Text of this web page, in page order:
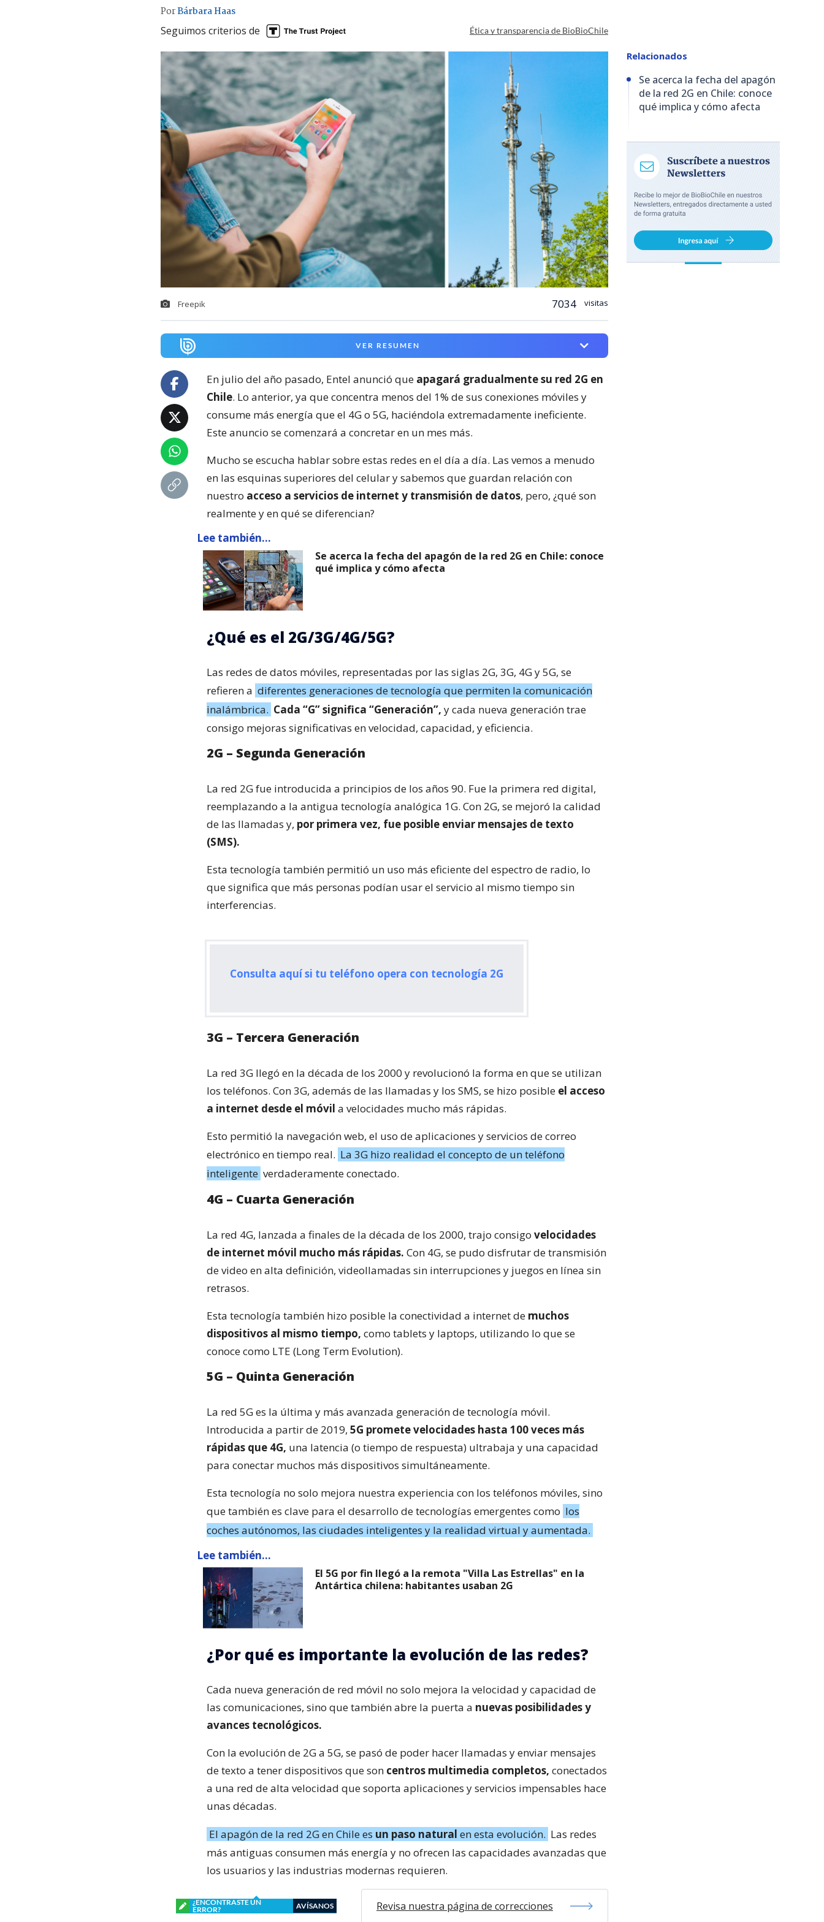
PorBárbara Haas
Seguimos criterios de Ética y transparencia de BioBioChile
Freepik 7034 visitas
VER RESUMEN
En julio del año pasado, Entel anunció que apagará gradualmente su red 2G en
Chile. Lo anterior, ya que concentra menos del 1% de sus conexiones móviles y
consume más energía que el 4G o 5G, haciéndola extremadamente ineficiente.
Este anuncio se comenzará a concretar en un mes más.
Mucho se escucha hablar sobre estas redes en el día a día. Las vemos a menudo
en las esquinas superiores del celular y sabemos que guardan relación con
nuestro acceso a servicios de internet y transmisión de datos, pero, ¿qué son
realmente y en qué se diferencian?
Lee también...
Se acerca la fecha del apagón de la red 2G en Chile: conoce
qué implica y cómo afecta
¿Qué es el 2G/3G/4G/5G?
Las redes de datos móviles, representadas por las siglas 2G, 3G, 4G y 5G, se
refieren a diferentes generaciones de tecnología que permiten la comunicación
inalámbrica. Cada “G” significa “Generación”, y cada nueva generación trae
consigo mejoras significativas en velocidad, capacidad, y eficiencia.
2G – Segunda Generación
La red 2G fue introducida a principios de los años 90. Fue la primera red digital,
reemplazando a la antigua tecnología analógica 1G. Con 2G, se mejoró la calidad
de las llamadas y, por primera vez, fue posible enviar mensajes de texto
(SMS).
Esta tecnología también permitió un uso más eficiente del espectro de radio, lo
que significa que más personas podían usar el servicio al mismo tiempo sin
interferencias.
Consulta aquí si tu teléfono opera con tecnología 2G
3G – Tercera Generación
La red 3G llegó en la década de los 2000 y revolucionó la forma en que se utilizan
los teléfonos. Con 3G, además de las llamadas y los SMS, se hizo posible el acceso
a internet desde el móvil a velocidades mucho más rápidas.
Esto permitió la navegación web, el uso de aplicaciones y servicios de correo
electrónico en tiempo real. La 3G hizo realidad el concepto de un teléfono
inteligente verdaderamente conectado.
4G – Cuarta Generación
La red 4G, lanzada a finales de la década de los 2000, trajo consigo velocidades
de internet móvil mucho más rápidas. Con 4G, se pudo disfrutar de transmisión
de video en alta definición, videollamadas sin interrupciones y juegos en línea sin
retrasos.
Esta tecnología también hizo posible la conectividad a internet de muchos
dispositivos al mismo tiempo, como tablets y laptops, utilizando lo que se
conoce como LTE (Long Term Evolution).
5G – Quinta Generación
La red 5G es la última y más avanzada generación de tecnología móvil.
Introducida a partir de 2019, 5G promete velocidades hasta 100 veces más
rápidas que 4G, una latencia (o tiempo de respuesta) ultrabaja y una capacidad
para conectar muchos más dispositivos simultáneamente.
Esta tecnología no solo mejora nuestra experiencia con los teléfonos móviles, sino
que también es clave para el desarrollo de tecnologías emergentes como los
coches autónomos, las ciudades inteligentes y la realidad virtual y aumentada.
Lee también...
El 5G por fin llegó a la remota "Villa Las Estrellas" en la
Antártica chilena: habitantes usaban 2G
¿Por qué es importante la evolución de las redes?
Cada nueva generación de red móvil no solo mejora la velocidad y capacidad de
las comunicaciones, sino que también abre la puerta a nuevas posibilidades y
avances tecnológicos.
Con la evolución de 2G a 5G, se pasó de poder hacer llamadas y enviar mensajes
de texto a tener dispositivos que son centros multimedia completos, conectados
a una red de alta velocidad que soporta aplicaciones y servicios impensables hace
unas décadas.
El apagón de la red 2G en Chile es un paso natural en esta evolución. Las redes
más antiguas consumen más energía y no ofrecen las capacidades avanzadas que
los usuarios y las industrias modernas requieren.
¿ENCONTRASTE UN
ERROR?
AVÍSANOS Revisa nuestra página de correcciones
Relacionados
Se acerca la fecha del apagón
de la red 2G en Chile: conoce
qué implica y cómo afecta